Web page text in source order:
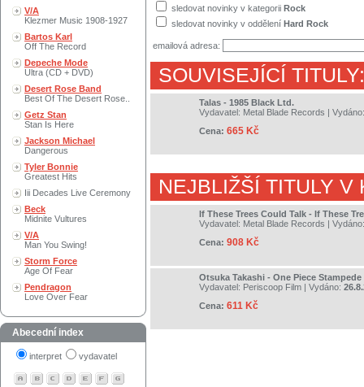
V/A
Klezmer Music 1908-1927
Bartos Karl
Off The Record
Depeche Mode
Ultra (CD + DVD)
Desert Rose Band
Best Of The Desert Rose..
Getz Stan
Stan Is Here
Jackson Michael
Dangerous
Tyler Bonnie
Greatest Hits
Iii Decades Live Ceremony
Beck
Midnite Vultures
V/A
Man You Swing!
Storm Force
Age Of Fear
Pendragon
Love Over Fear
Abecední index
interpret vydavatel
sledovat novinky v kategorii Rock
sledovat novinky v oddělení Hard Rock
emailová adresa:
SOUVISEJÍCÍ TITULY:
Talas - 1985 Black Ltd.
Vydavatel: Metal Blade Records |
Cena: 665 Kč
NEJBLIŽŠÍ TITULY V
If These Trees Could Talk - If These
Vydavatel: Metal Blade Records |
Cena: 908 Kč
Otsuka Takashi - One Piece Stampede
Vydavatel: Periscoop Film | Vydáno:
Cena: 611 Kč